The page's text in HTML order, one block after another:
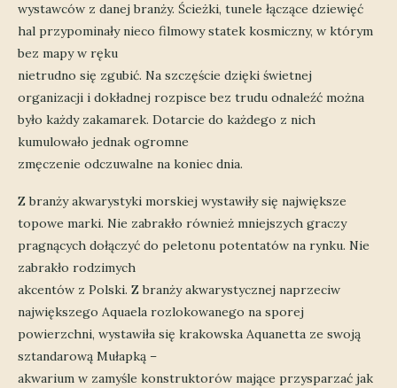
wystawców z danej branży. Ścieżki, tunele łączące dziewięć
hal przypominały nieco filmowy statek kosmiczny, w którym
bez mapy w ręku
nietrudno się zgubić. Na szczęście dzięki świetnej
organizacji i dokładnej rozpisce bez trudu odnaleźć można
było każdy zakamarek. Dotarcie do każdego z nich
kumulowało jednak ogromne
zmęczenie odczuwalne na koniec dnia.
Z branży akwarystyki morskiej wystawiły się największe
topowe marki. Nie zabrakło również mniejszych graczy
pragnących dołączyć do peletonu potentatów na rynku. Nie
zabrakło rodzimych
akcentów z Polski. Z branży akwarystycznej naprzeciw
największego Aquaela rozlokowanego na sporej
powierzchni, wystawiła się krakowska Aquanetta ze swoją
sztandarową Mułapką –
akwarium w zamyśle konstruktorów mające przysparzać jak